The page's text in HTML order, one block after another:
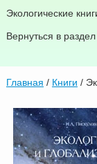
Экологические
Вернуться в
Главная / Книги /